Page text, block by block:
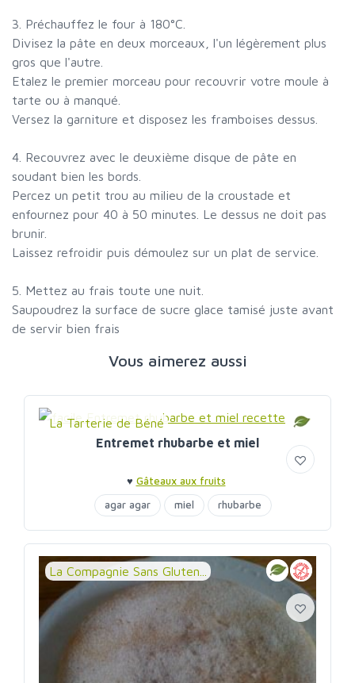
3. Préchauffez le four à 180°C.
Divisez la pâte en deux morceaux, l'un légèrement plus
gros que l'autre.
Etalez le premier morceau pour recouvrir votre moule à
tarte ou à manqué.
Versez la garniture et disposez les framboises dessus.
4. Recouvrez avec le deuxième disque de pâte en
soudant bien les bords.
Percez un petit trou au milieu de la croustade et
enfournez pour 40 à 50 minutes. Le dessus ne doit pas
brunir.
Laissez refroidir puis démoulez sur un plat de service.
5. Mettez au frais toute une nuit.
Saupoudrez la surface de sucre glace tamisé juste avant
de servir bien frais
Vous aimerez aussi
La Tarterie de Béné
Entremet rhubarbe et miel
♥ Gâteaux aux fruits
agar agar
miel rhubarbe
La Compagnie Sans Gluten...